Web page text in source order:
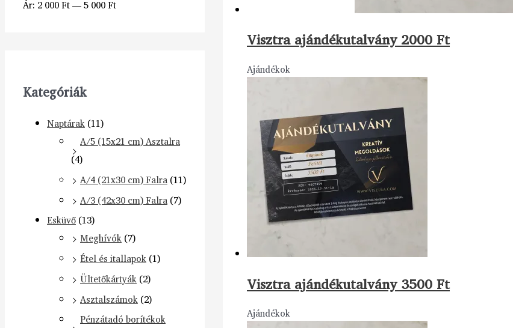
Ár: 2 000 Ft—5 000 Ft
Kategóriák
Naptárak (11)
A/5 (15x21 cm) Asztalra
(4)
A/4 (21x30 cm) Falra (11)
A/3 (42x30 cm) Falra (7)
Esküvő (13)
Meghívók (7)
Étel és itallapok (1)
Ültetőkártyák (2)
Asztalszámok (2)
Pénzátadó borítékok
Visztra ajándékutalvány 2000 Ft
Ajándékok
Visztra ajándékutalvány 3500 Ft
Ajándékok